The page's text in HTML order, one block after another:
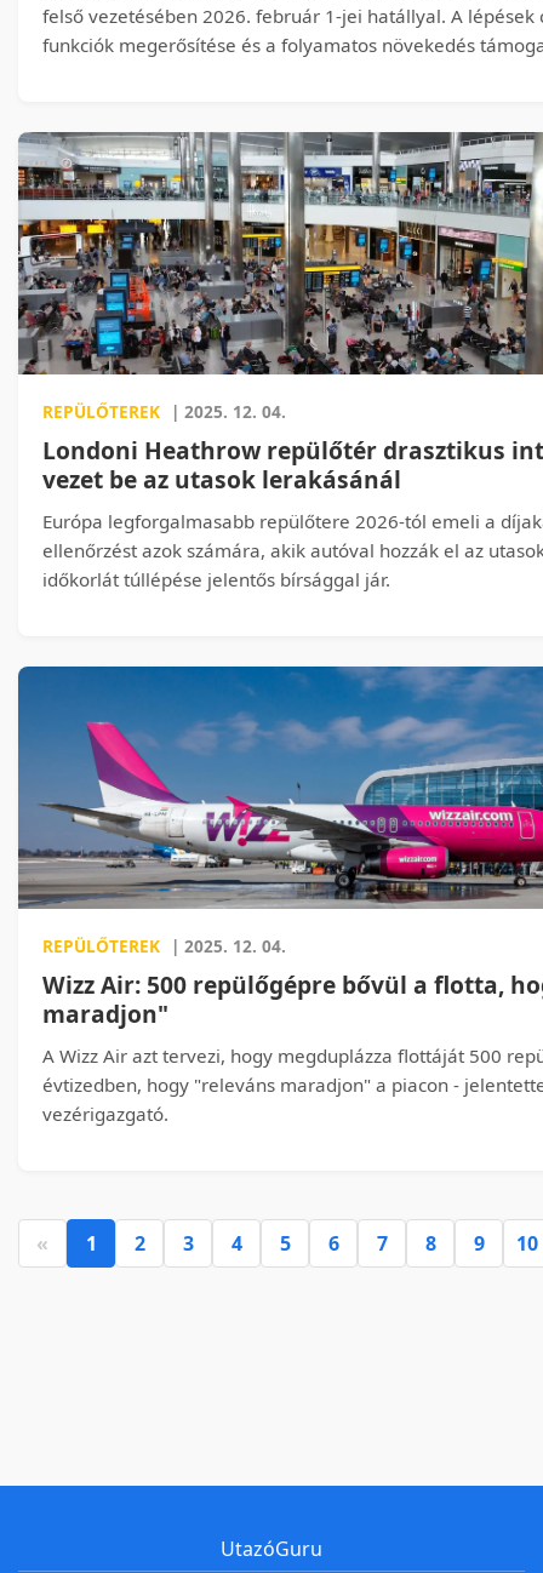
felső vezetésében 2026. február 1-jei hatállyal. A
funkciók megerősítése és a folyamatos növekedés
REPÜLŐTEREK | 2025. 12. 04.
Londoni Heathrow repülőtér drasztikus
vezet be az utasok lerakásánál
Európa legforgalmasabb repülőtere 2026-tól emeli a
ellenőrzést azok számára, akik autóval hozzák el az
időkorlát túllépése jelentős bírsággal jár.
REPÜLŐTEREK | 2025. 12. 04.
Wizz Air: 500 repülőgépre bővül a flotta,
maradjon"
A Wizz Air azt tervezi, hogy megduplázza flottáját 500
évtizedben, hogy "releváns maradjon" a piacon -
vezérigazgató.
« 1 2 3 4 5 6 7 8 9 10
UtazóGuru